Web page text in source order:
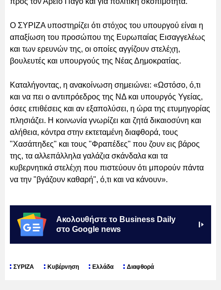
Ο ΣΥΡΙΖΑ υποστηρίζει ότι στόχος του υπουργού είναι η
απαξίωση του προσώπου της Ευρωπαίας Εισαγγελέως
και των ερευνών της, οι οποίες αγγίζουν στελέχη,
βουλευτές και υπουργούς της Νέας Δημοκρατίας.
Καταλήγοντας, η ανακοίνωση σημειώνει: «Ωστόσο, ό,τι
και να πει ο αντιπρόεδρος της ΝΔ και υπουργός Υγείας,
όσες επιθέσεις και αν εξαπολύσει, η ώρα της ετυμηγορίας
πλησιάζει. Η κοινωνία γνωρίζει και ζητά δικαιοσύνη και
αλήθεια, κόντρα στην εκτεταμένη διαφθορά, τους
"Χασάπηδες" και τους "Φραπέδες" που ζουν εις βάρος
της, τα αλλεπάλληλα γαλάζια σκάνδαλα και τα
κυβερνητικά στελέχη που πιστεύουν ότι μπορούν πάντα
να την "βγάζουν καθαρή", ό,τι και να κάνουν».
Ακολουθήστε το Business Daily
στο Google news
ΣΥΡΙΖΑ Κυβέρνηση Ελλάδα Διαφθορά